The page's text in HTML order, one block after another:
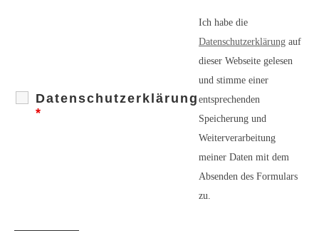
Datenschutzerklärung
*
Ich habe die
Datenschutzerklärung auf
dieser Webseite gelesen
und stimme einer
entsprechenden
Speicherung und
Weiterverarbeitung
meiner Daten mit dem
Absenden des Formulars
zu.